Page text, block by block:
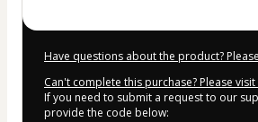
Have questions about the product?
Can't complete this purchase? Please
If you need to submit a request to our
provide the code below: